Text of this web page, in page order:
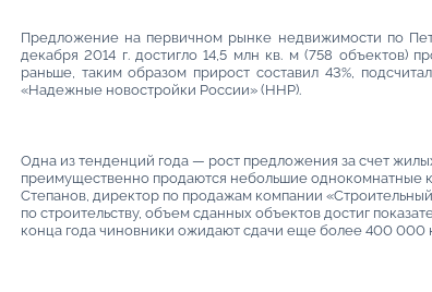
Предложение на первичном рынке недвижимости по
декабря 2014 г. достигло 14,5 млн кв. м (758 объектов)
раньше, таким образом прирост составил 43%,
«Надежные новостройки России» (ННР).
Одна из тенденций года — рост предложения за счет
преимущественно продаются небольшие однокомнатные
Степанов, директор по продажам компании
по строительству, объем сданных объектов достиг
конца года чиновники ожидают сдачи еще более 400 000